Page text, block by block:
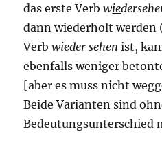
das erste Verbwie
dann wiederholt werden
Verbwieder sehen ist,
ebenfalls weniger
[aber es muss nicht
Beide Varianten sind
Bedeutungsunterschied